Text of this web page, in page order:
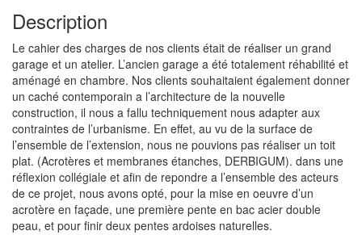
Description
Le cahier des charges de nos clients était de réaliser un grand
garage et un atelier. L’ancien garage a été totalement réhabilité et
aménagé en chambre. Nos clients souhaitaient également donner
un caché contemporain a l’architecture de la nouvelle
construction, il nous a fallu techniquement nous adapter aux
contraintes de l’urbanisme. En effet, au vu de la surface de
l’ensemble de l’extension, nous ne pouvions pas réaliser un toit
plat. (Acrotères et membranes étanches, DERBIGUM). dans une
réflexion collégiale et afin de repondre a l’ensemble des acteurs
de ce projet, nous avons opté, pour la mise en oeuvre d’un
acrotère en façade, une première pente en bac acier double
peau, et pour finir deux pentes ardoises naturelles.